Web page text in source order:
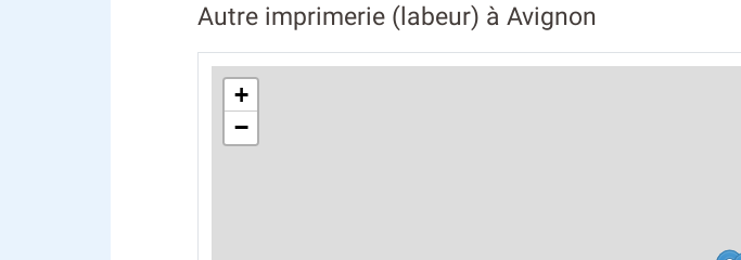
Autre imprimerie (labeur) à Avignon
+
−